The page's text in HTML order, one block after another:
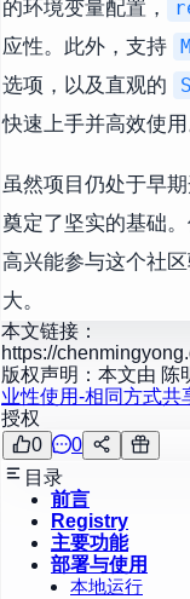
的环境变量配置，
应性。此外，支持
选项，以及直观的
快速上手并高效使用
虽然项目仍处于早
奠定了坚实的基础
高兴能参与这个社
大。
本文链接：
https://
版权声明：本文由 陈
业性使用-相同方式共
授权
0
0
目录
前言
Registry
主要功能
部署与使用
本地运行